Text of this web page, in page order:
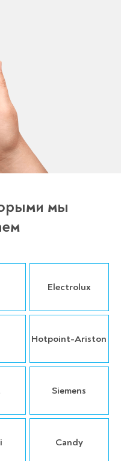
мы
Electrolux
Hotpoint-Ariston
Siemens
Candy